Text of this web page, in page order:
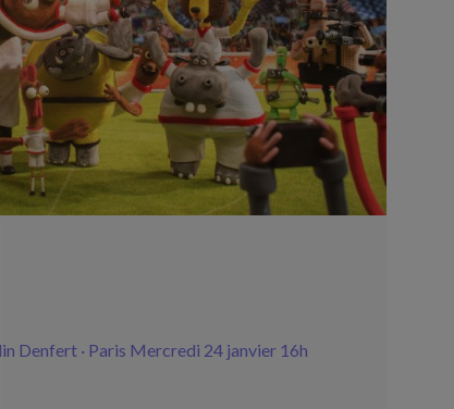
Denfert · Paris Mercredi 24 janvier 16h